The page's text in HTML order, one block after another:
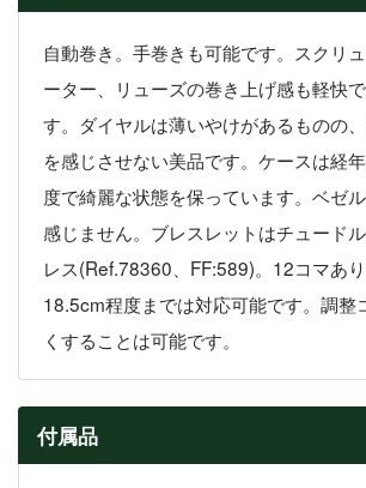
自動巻き。手巻きも可能です。スクリ
ーター、リューズの巻き上げ感も軽快
す。ダイヤルは薄いやけがあるものの
を感じさせない美品です。ケースは経
度で綺麗な状態を保っています。ベゼ
感じません。ブレスレットはチュード
レス(Ref.78360、FF:589)。12コマあ
18.5cm程度までは対応可能です。調整
くすることは可能です。
付属品